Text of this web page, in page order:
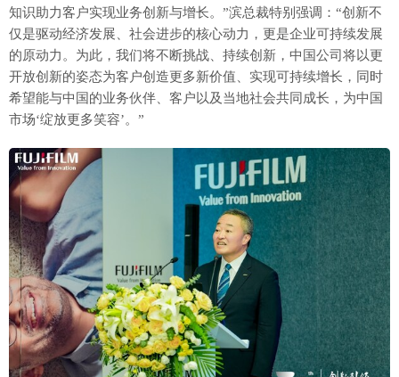
知识助力客户实现业务创新与增长。”滨总裁特别强调：“创新不
仅是驱动经济发展、社会进步的核心动力，更是企业可持续发展
的原动力。为此，我们将不断挑战、持续创新，中国公司将以更
开放创新的姿态为客户创造更多新价值、实现可持续增长，同时
希望能与中国的业务伙伴、客户以及当地社会共同成长，为中国
市场‘绽放更多笑容’。”